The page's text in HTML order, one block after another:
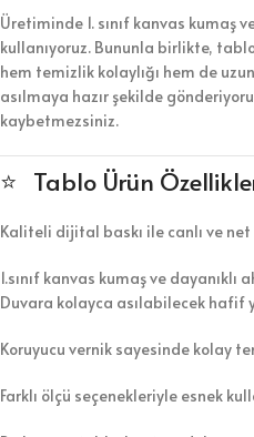
Üretiminde 1. sınıf kanvas kumaş
kullanıyoruz. Bununla birlikte,
hem temizlik kolaylığı hem de
asılmaya hazır şekilde
kaybetmezsiniz.
⭐ Tablo Ürün
Kaliteli dijital baskı ile canlı ve
1.sınıf kanvas kumaş ve dayanıklı
Duvara kolayca asılabilecek hafif
Koruyucu vernik sayesinde kolay
Farklı ölçü seçenekleriyle esnek